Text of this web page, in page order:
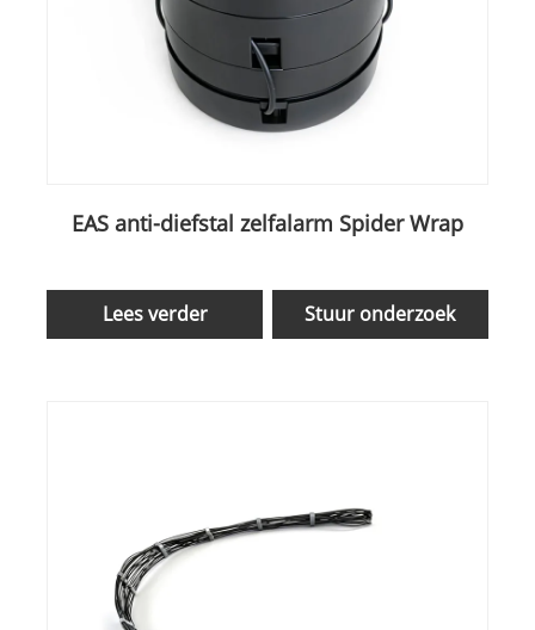
EAS anti-diefstal zelfalarm Spider Wrap
Lees verder Stuur onderzoek